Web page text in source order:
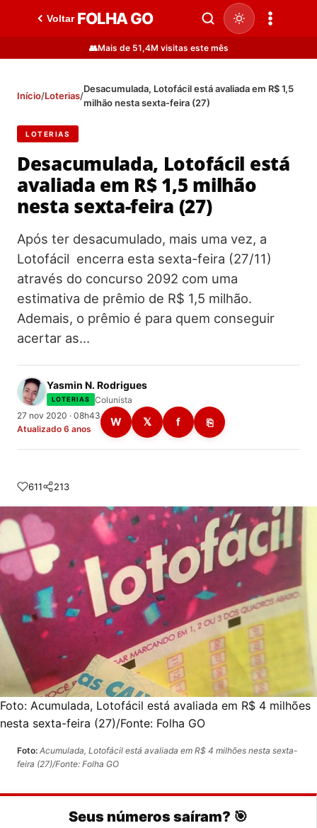
Voltar FOLHA GO
👥Mais de 51,4M visitas este mês
Início/Loterias/
Desacumulada, Lotofácil está avaliada em R$ 1,5
milhão nesta sexta-feira (27)
LOTERIAS
Desacumulada, Lotofácil está
avaliada em R$ 1,5 milhão
nesta sexta-feira (27)
Após ter desacumulado, mais uma vez, a
Lotofácil encerra esta sexta-feira (27/11)
através do concurso 2092 com uma
estimativa de prêmio de R$ 1,5 milhão.
Ademais, o prêmio é para quem conseguir
acertar as…
Yasmin N. Rodrigues
LOTERIAS
Colunista
27 nov 2020 · 08h43
Atualizado 6 anos
W 𝕏 f ⎘
611 213
Foto: Acumulada, Lotofácil está avaliada em R$ 4 milhões
nesta sexta-feira (27)/Fonte: Folha GO
Foto: Acumulada, Lotofácil está avaliada em R$ 4 milhões nesta sexta-
feira (27)/Fonte: Folha GO
Seus números saíram? 🎯